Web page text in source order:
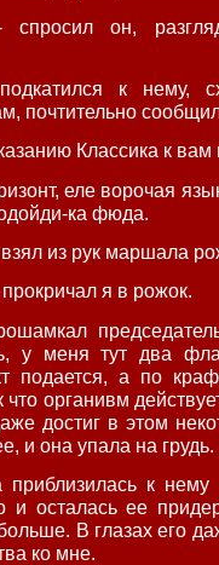
он,
к нему,
почтительно
Классика к вам
еле ворочая
ка фюда.
из рук маршала
я в рожок.
у меня тут два
подается, а по
органивм
достиг в этом
и она упала на грудь.
приблизилась к нему
и осталась ее
В глазах его
ко мне.